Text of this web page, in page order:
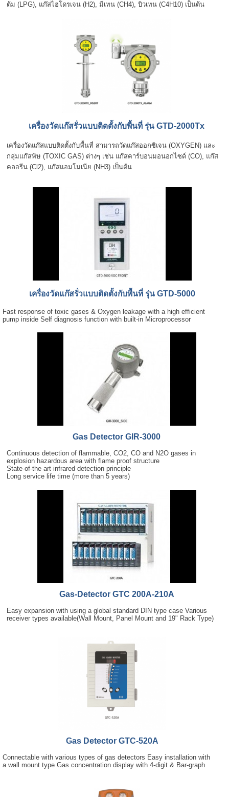
ต้ม (LPG), แก๊สไฮโดรเจน (H2), มีเทน (CH4), บิวเทน (C4H10) เป็นต้น
เครื่องวัดแก๊สรั่วแบบติดตั้งกับพื้นที่ รุ่น GTD-2000Tx
เครื่องวัดแก๊สแบบติดตั้งกับพื้นที่ สามารถวัดแก๊สออกซิเจน (OXYGEN) และ
กลุ่มแก๊สพิษ (TOXIC GAS) ต่างๆ เช่น แก๊สคาร์บอนมอนอกไซด์ (CO), แก๊ส
คลอรีน (Cl2), แก๊สแอมโมเนีย (NH3) เป็นต้น
เครื่องวัดแก๊สรั่วแบบติดตั้งกับพื้นที่ รุ่น GTD-5000
Fast response of toxic gases & Oxygen leakage with a high efficient
pump inside Self diagnosis function with built-in Microprocessor
Gas Detector GIR-3000
Continuous detection of flammable, CO2, CO and N2O gases in
explosion hazardous area with flame proof structure
State-of-the art infrared detection principle
Long service life time (more than 5 years)
Gas-Detector GTC 200A-210A
Easy expansion with using a global standard DIN type case Various
receiver types available(Wall Mount, Panel Mount and 19" Rack Type)
Gas Detector GTC-520A
Connectable with various types of gas detectors Easy installation with
a wall mount type Gas concentration display with 4-digit & Bar-graph